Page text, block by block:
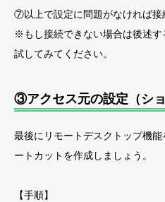
⑦以上で設定に問題がなければ接
※もし接続できない場合は後述
試してみてください。
③アクセス元の設定（ショ
最後にリモートデスクトップ機
ートカットを作成しましょう。
【手順】